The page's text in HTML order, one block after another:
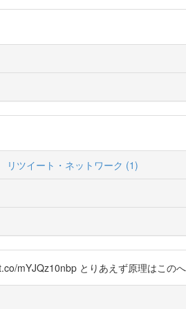
リツイート・ネットワーク (1)
mYJQz10nbp とりあえず原理はこの